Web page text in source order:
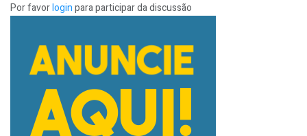
Por favorloginpara participar da discussão